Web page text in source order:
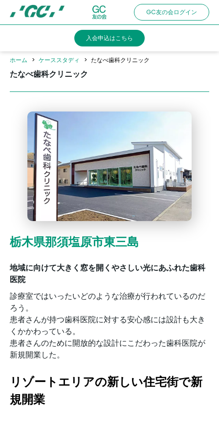
GC友の会ログイン
入会申込はこちら
ホーム ケーススタディ たなべ歯科クリニック
たなべ歯科クリニック
栃木県那須塩原市東三島
地域に向けて大きく窓を開くやさしい光にあふれた歯科
医院
診療室ではいったいどのような治療が行われているのだ
ろう。
患者さんが持つ歯科医院に対する安心感には設計も大き
くかかわっている。
患者さんのために開放的な設計にこだわった歯科医院が
新規開業した。
リゾートエリアの新しい住宅街で新
規開業